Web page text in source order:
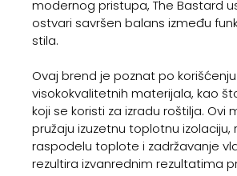
modernog pristupa, The Bastard
ostvari savršen balans između
stila.
Ovaj brend je poznat po korišćenju
visokokvalitetnih materijala, kao
koji se koristi za izradu roštilja. Ovi
pružaju izuzetnu toplotnu izolaciju,
raspodelu toplote i zadržavanje
rezultira izvanrednim rezultatima